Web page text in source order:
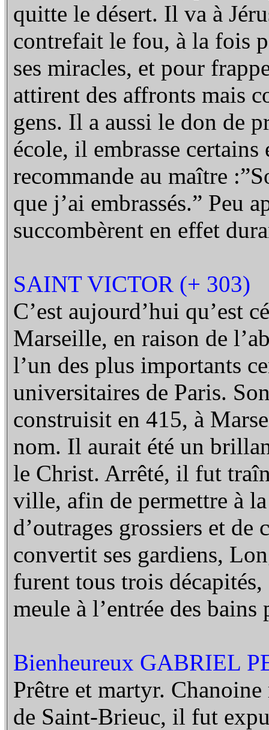
quitte le désert. Il va à
contrefait le fou, à la fois
ses miracles, et pour
attirent des affronts mais
gens. Il a aussi le don de
école, il embrasse
recommande au maître
que j’ai embrassés.” Peu
succombèrent en effet
SAINT VICTOR (+ 303)
C’est aujourd’hui qu’est
Marseille, en raison de
l’un des plus importants
universitaires de Paris.
construisit en 415, à
nom. Il aurait été un
le Christ. Arrêté, il fut
ville, afin de permettre à
d’outrages grossiers et
convertit ses gardiens,
furent tous trois
meule à l’entrée des bains
Bienheureux GABRIEL
Prêtre et martyr.
de Saint-Brieuc, il fut